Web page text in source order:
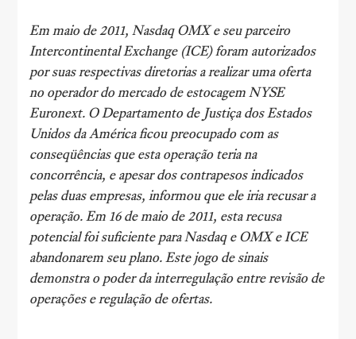
Em maio de 2011, Nasdaq OMX e seu parceiro
Intercontinental Exchange (ICE) foram autorizados
por suas respectivas diretorias a realizar uma oferta
no operador do mercado de estocagem NYSE
Euronext. O Departamento de Justiça dos Estados
Unidos da América ficou preocupado com as
conseqüências que esta operação teria na
concorrência, e apesar dos contrapesos indicados
pelas duas empresas, informou que ele iria recusar a
operação. Em 16 de maio de 2011, esta recusa
potencial foi suficiente para Nasdaq e OMX e ICE
abandonarem seu plano. Este jogo de sinais
demonstra o poder da interregulação entre revisão de
operações e regulação de ofertas.